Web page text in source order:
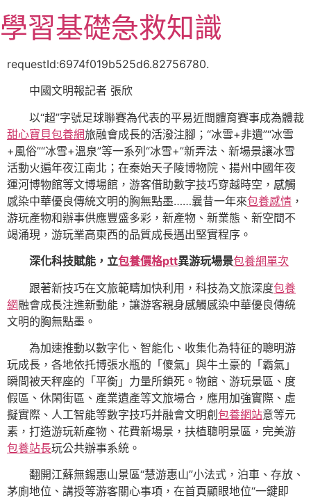
至
主
學習基礎急救知識
requestId:6974f019b525d6.82756780.
中國文明報記者 張欣
以“超”字號足球聯賽為代表的平易近間體育賽事成為體裁
甜心寶貝包養網旅融會成長的活潑注腳；“冰雪+非遺”“冰雪
+風俗”“冰雪+溫泉”等一系列“冰雪+”新弄法、新場景讓冰雪
活動火遍年夜江南北；在秦始天子陵博物院、揚州中國年夜
運河博物館等文博場館，游客借助數字技巧穿越時空，感觸
感染中華優良傳統文明的胸無點墨……曩昔一年來包養感情 ，
游玩產物和辦事供應豐盛多彩，新產物、新業態、新空間不
竭涌現，游玩業高東西的品質成長邁出堅實程序。
深化科技賦能，立包養價格ptt異游玩場景包養網單次
跟著新技巧在文旅範疇加快利用，科技為文旅深度包養
網融會成長注進新動能，讓游客親身感觸感染中華優良傳統
文明的胸無點墨。
為加速推動以數字化、智能化、收集化為特征的聰明游
玩成長，各地依托博張水瓶的「傻氣」與牛土豪的「霸氣」
瞬間被天秤座的「平衡」力量所鎖死。物館、游玩景區、度
假區、休閑街區、產業遺產等文旅場合，應用加強實際、虛
擬實際、人工智能等數字技巧并融會文明創 包養網站意等元
素，打造游玩新產物、花費新場景，扶植聰明景區，完美游
包養站長玩公共辦事系統。
翻開江蘇無錫惠山景區“慧游惠山”小法式，泊車、存放、
茅廁地位、講授等游客關心事項，在首頁顯眼地位“一鍵即